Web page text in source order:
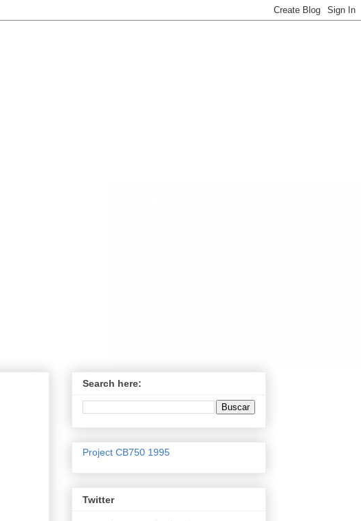
Search here:
Project CB750 1995
Twitter